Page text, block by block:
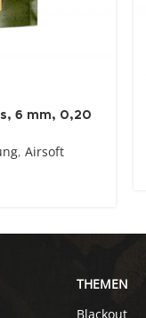
6 mm, 0,20
, Airsoft
THEMEN
Blackout